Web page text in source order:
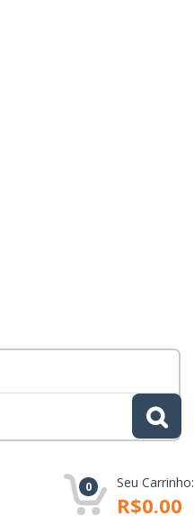
0 Seu Carrinho:
R$0.00